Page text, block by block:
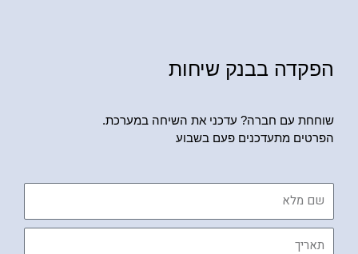
הפקדה בבנק שיחות
שוחחת עם חברה? עדכני את השיחה במערכת.
הפרטים מתעדכנים פעם בשבוע